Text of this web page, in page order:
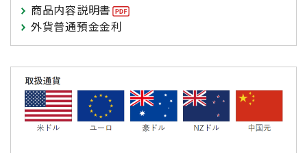
商品内容説明書
外貨普通預金金利